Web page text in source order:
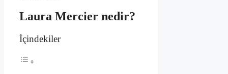
Laura Mercier nedir?
İçindekiler